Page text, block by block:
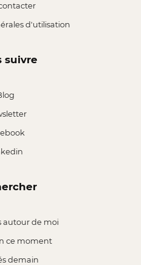
d'utilisation
suivre
autour de moi
ce moment
demain